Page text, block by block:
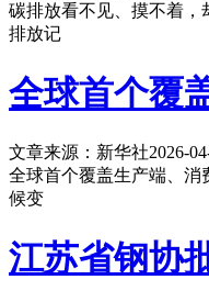
碳排放看不见、摸不着，
排放记
全球首个覆
文章来源：新华社2026-
全球首个覆盖生产端、消
候变
江苏省钢协